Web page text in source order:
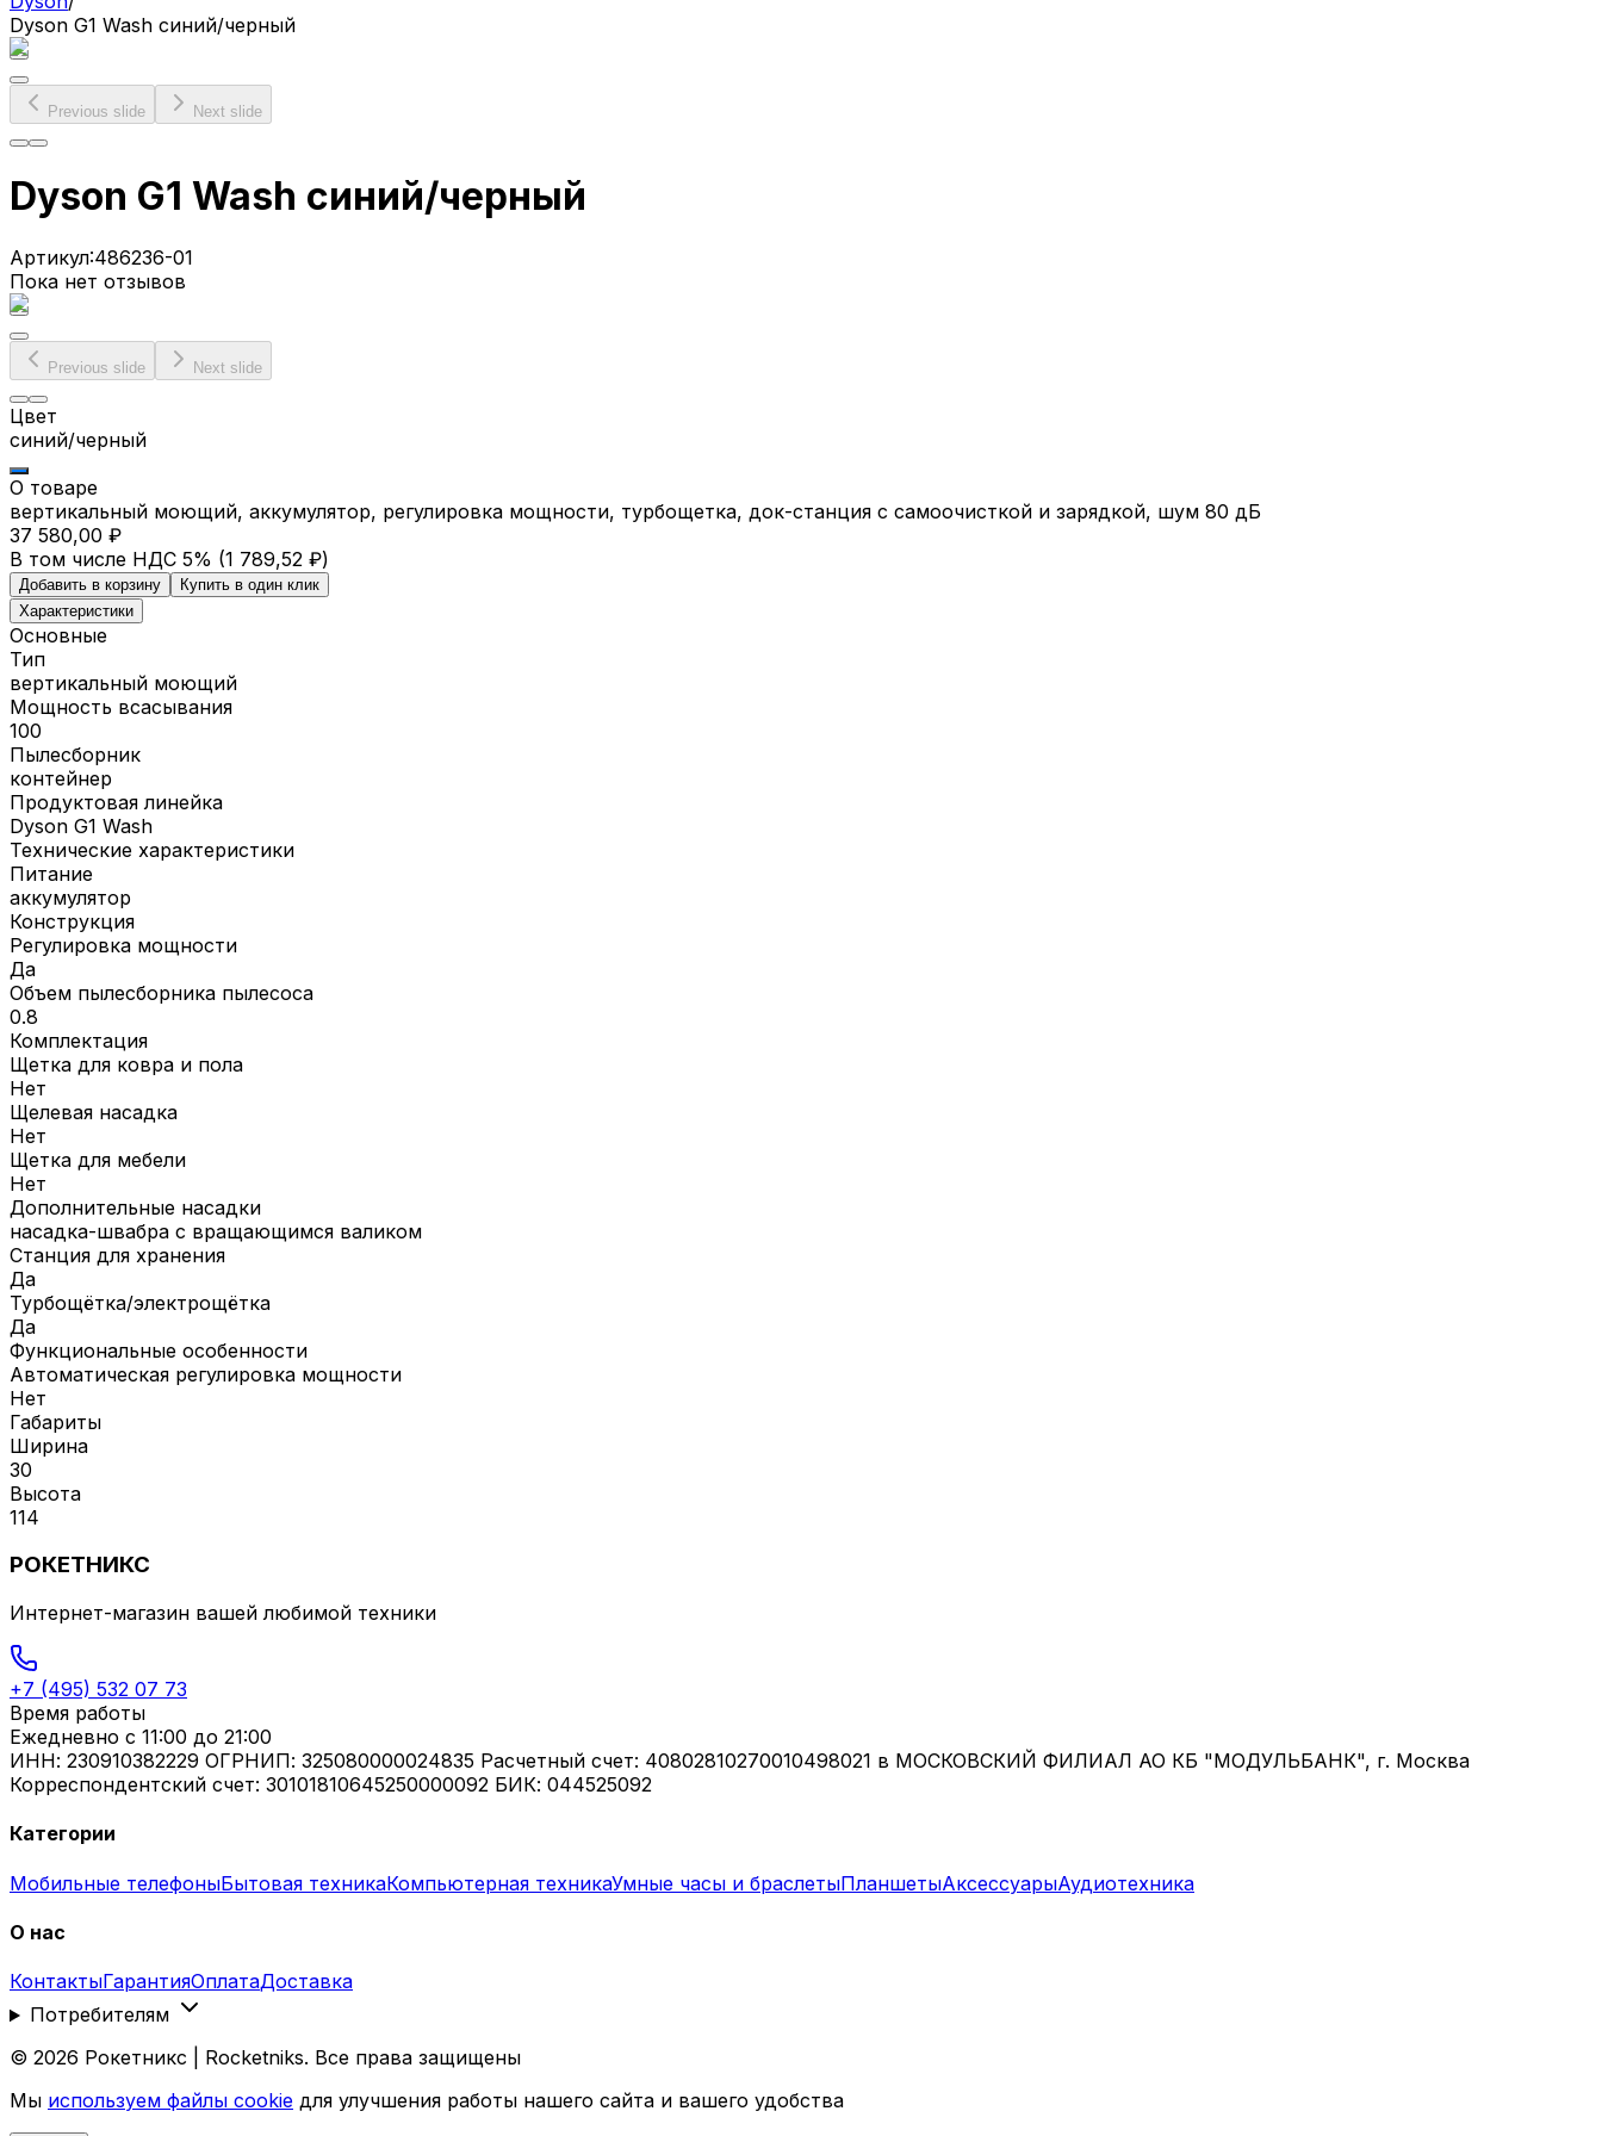
Dyson G1 Wash синий/черный
Previous slide Next slide
Dyson G1 Wash синий/черный
Артикул:486236-01
Пока нет отзывов
Previous slide Next slide
Цвет
синий/черный
О товаре
вертикальный моющий, аккумулятор, регулировка мощности, турбощетка, док-станция с самоочисткой и зарядкой, шум 80 дБ
37 580,00 ₽
В том числе НДС 5% (1 789,52 ₽)
Добавить в корзину
Купить в один клик
Характеристики
Основные
Тип
вертикальный моющий
Мощность всасывания
100
Пылесборник
контейнер
Продуктовая линейка
Dyson G1 Wash
Технические характеристики
Питание
аккумулятор
Конструкция
Регулировка мощности
Да
Объем пылесборника пылесоса
0.8
Комплектация
Щетка для ковра и пола
Нет
Щелевая насадка
Нет
Щетка для мебели
Нет
Дополнительные насадки
насадка-швабра с вращающимся валиком
Станция для хранения
Да
Турбощётка/электрощётка
Да
Функциональные особенности
Автоматическая регулировка мощности
Нет
Габариты
Ширина
30
Высота
114
РОКЕТНИКС
Интернет-магазин вашей любимой техники
+7 (495) 532 07 73
Время работы
Ежедневно с 11:00 до 21:00
ИНН: 230910382229 ОГРНИП: 325080000024835 Расчетный счет: 40802810270010498021 в МОСКОВСКИЙ ФИЛИАЛ АО КБ "МОДУЛЬБАНК", г. Москва
Корреспондентский счет: 30101810645250000092 БИК: 044525092
Категории
Мобильные телефоныБытовая техникаКомпьютерная техникаУмные часы и браслетыПланшетыАксессуарыАудиотехника
О нас
КонтактыГарантияОплатаДоставка
Потребителям
© 2026 Рокетникс | Rocketniks. Все права защищены
Мы используем файлы cookie для улучшения работы нашего сайта и вашего удобства